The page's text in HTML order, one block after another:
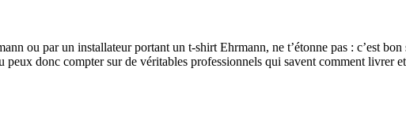
ou par un installateur portant un t-shirt Ehrmann, ne t’étonne pas : c’est
peux donc compter sur de véritables professionnels qui savent comment livrer